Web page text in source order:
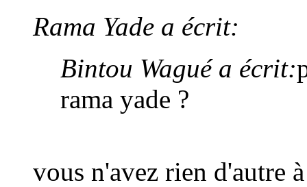
Rama Yade a écrit:
Bintou Wagué a écrit:
rama yade ?
vous n'avez rien d'autre